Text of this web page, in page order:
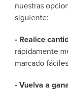
nuestras
siguiente:
- Realice
rápidamente
marcado
- Vuelva a